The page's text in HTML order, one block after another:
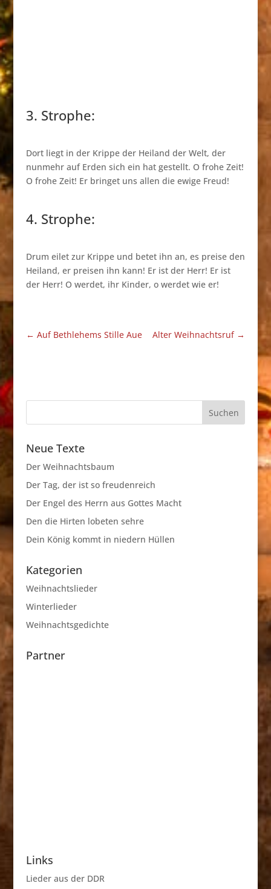
3. Strophe:
Dort liegt in der Krippe der Heiland der Welt, der
nunmehr auf Erden sich ein hat gestellt. O frohe Zeit!
O frohe Zeit! Er bringet uns allen die ewige Freud!
4. Strophe:
Drum eilet zur Krippe und betet ihn an, es preise den
Heiland, er preisen ihn kann! Er ist der Herr! Er ist
der Herr! O werdet, ihr Kinder, o werdet wie er!
← Auf Bethlehems Stille Aue Alter Weihnachtsruf→
Neue Texte
Der Weihnachtsbaum
Der Tag, der ist so freudenreich
Der Engel des Herrn aus Gottes Macht
Den die Hirten lobeten sehre
Dein König kommt in niedern Hüllen
Kategorien
Weihnachtslieder
Winterlieder
Weihnachtsgedichte
Partner
Links
Lieder aus der DDR